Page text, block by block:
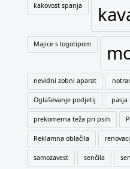
kakovost spanja
Majice s logotipom
nevidni zobni aparat
Oglaševanje podjetij pasja
prekomerna teža pri psih
Reklamna oblačila
samozavest senčila